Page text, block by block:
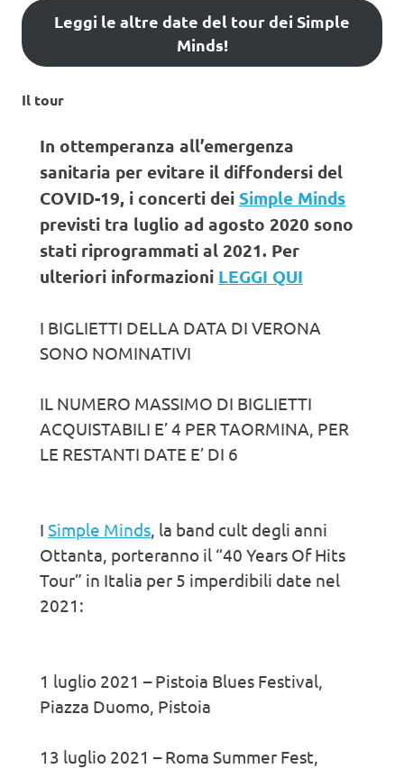
Leggi le altre date del tour dei Simple
Minds!
Il tour
In ottemperanza all’emergenza
sanitaria per evitare il diffondersi del
COVID-19, i concerti dei Simple Minds
previsti tra luglio ad agosto 2020 sono
stati riprogrammati al 2021. Per
ulteriori informazioni LEGGI QUI
I BIGLIETTI DELLA DATA DI VERONA
SONO NOMINATIVI
IL NUMERO MASSIMO DI BIGLIETTI
ACQUISTABILI E’ 4 PER TAORMINA, PER
LE RESTANTI DATE E’ DI 6
I Simple Minds, la band cult degli anni
Ottanta, porteranno il “40 Years Of Hits
Tour” in Italia per 5 imperdibili date nel
2021:
1 luglio 2021 – Pistoia Blues Festival,
Piazza Duomo, Pistoia
13 luglio 2021 – Roma Summer Fest,